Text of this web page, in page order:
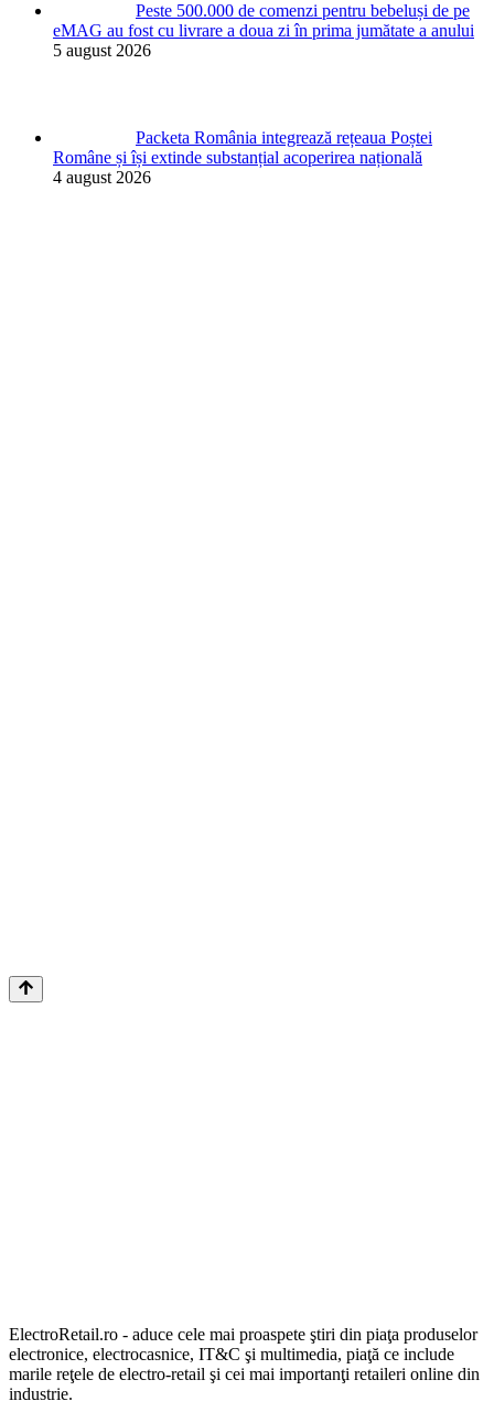
Peste 500.000 de comenzi pentru bebeluși de pe
eMAG au fost cu livrare a doua zi în prima jumătate a anului
5 august 2026
Packeta România integrează rețeaua Poștei
Române și își extinde substanțial acoperirea națională
4 august 2026
ElectroRetail.ro - aduce cele mai proaspete ştiri din piaţa produselor
electronice, electrocasnice, IT&C şi multimedia, piaţă ce include
marile reţele de electro-retail şi cei mai importanţi retaileri online din
industrie.